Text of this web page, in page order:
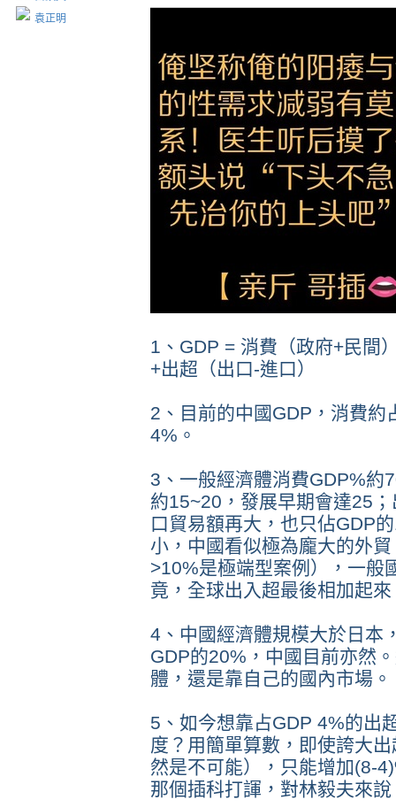
袁正明
1、GDP = 消費（政府+民間
+出超（出口-進口）
2、目前的中國GDP，消費
4%。
3、一般經濟體消費GDP%約
約15~20，發展早期會達25
口貿易額再大，也只佔GDP
小，中國看似極為龐大的外
>10%是極端型案例），一般
竟，全球出入超最後相加起
4、中國經濟體規模大於日本
GDP的20%，中國目前亦然
體，還是靠自己的國內市場
5、如今想靠占GDP 4%的出
度？用簡單算數，即使誇大
然是不可能），只能增加(8-
那個插科打諢，對林毅夫來